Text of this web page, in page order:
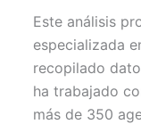
Este análisis
especializada
recopilado
ha trabajado
más de 350